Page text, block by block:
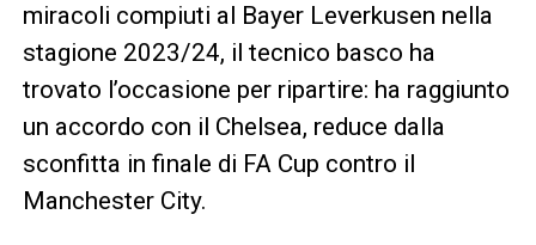
miracoli compiuti al Bayer Leverkusen nella
stagione 2023/24, il tecnico basco ha
trovato l’occasione per ripartire: ha raggiunto
un accordo con il Chelsea, reduce dalla
sconfitta in finale di FA Cup contro il
Manchester City.